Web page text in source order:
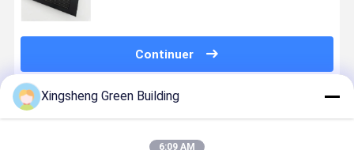
Continuer
Produits Recommandés
Xingsheng Green Building
6:09 AM